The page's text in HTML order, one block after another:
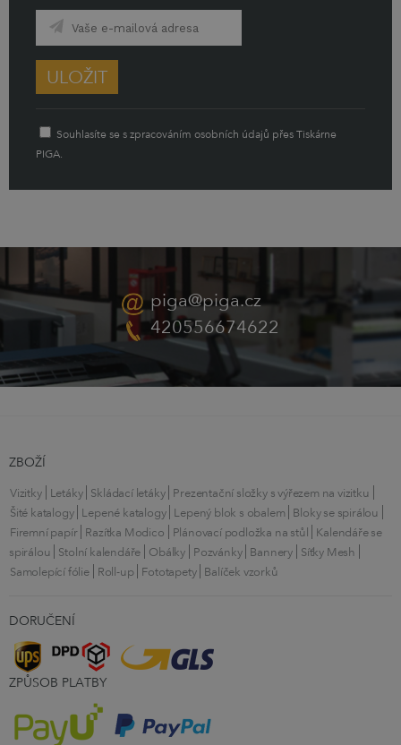
ULOŽIT
Souhlasíte se s zpracováním osobních údajů přes Tiskárne
PIGA.
piga@piga.cz
420556674622
ZBOŽÍ
Vizitky Letáky Skládací letáky Prezentační složky s výřezem na vizitku
Šité katalogy Lepené katalogy Lepený blok s obalem
Bloky se spirálou
Firemní papír Razítka Modico Plánovací podložka na stůl
Kalendáře se
spirálou
Stolní kalendáře Obálky Pozvánky Bannery
Síťky Mesh
Samolepící fólie
Roll-up Fototapety Balíček vzorků
DORUČENÍ
ZPŮSOB PLATBY